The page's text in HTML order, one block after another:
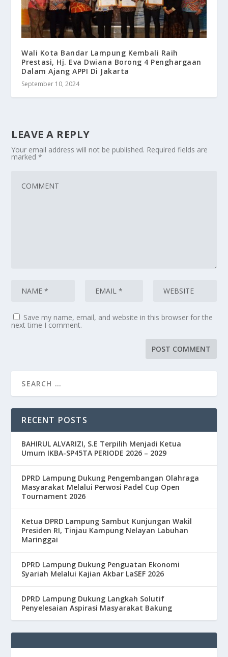
Wali Kota Bandar Lampung Kembali Raih
Prestasi, Hj. Eva Dwiana Borong 4 Penghargaan
Dalam Ajang APPI Di Jakarta
September 10, 2024
LEAVE A REPLY
Your email address will not be published. Required fields are
marked*
Save my name, email, and website in this browser for the
next time I comment.
RECENT POSTS
BAHIRUL ALVARIZI, S.E Terpilih Menjadi Ketua
Umum IKBA-SP45TA PERIODE 2026 – 2029
DPRD Lampung Dukung Pengembangan Olahraga
Masyarakat Melalui Perwosi Padel Cup Open
Tournament 2026
Ketua DPRD Lampung Sambut Kunjungan Wakil
Presiden RI, Tinjau Kampung Nelayan Labuhan
Maringgai
DPRD Lampung Dukung Penguatan Ekonomi
Syariah Melalui Kajian Akbar LaSEF 2026
DPRD Lampung Dukung Langkah Solutif
Penyelesaian Aspirasi Masyarakat Bakung